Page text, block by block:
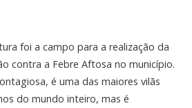
foi a campo para a realização da
contra a Febre Aftosa no município.
é uma das maiores vilãs
do mundo inteiro, mas é